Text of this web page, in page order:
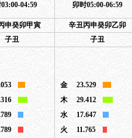
04:59 卯时05:00-06:59
申癸卯甲寅 辛丑丙申癸卯乙卯
子丑 子丑
金
23.529
木
29.412
水
17.647
火
11.765